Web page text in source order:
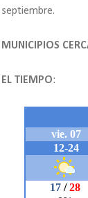
septiembre.
MUNICIPIOS
EL TIEMPO: